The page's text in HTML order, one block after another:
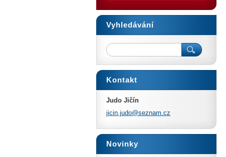
Vyhledávání
Kontakt
Judo Jičín
jicin.judo@seznam.cz
Novinky